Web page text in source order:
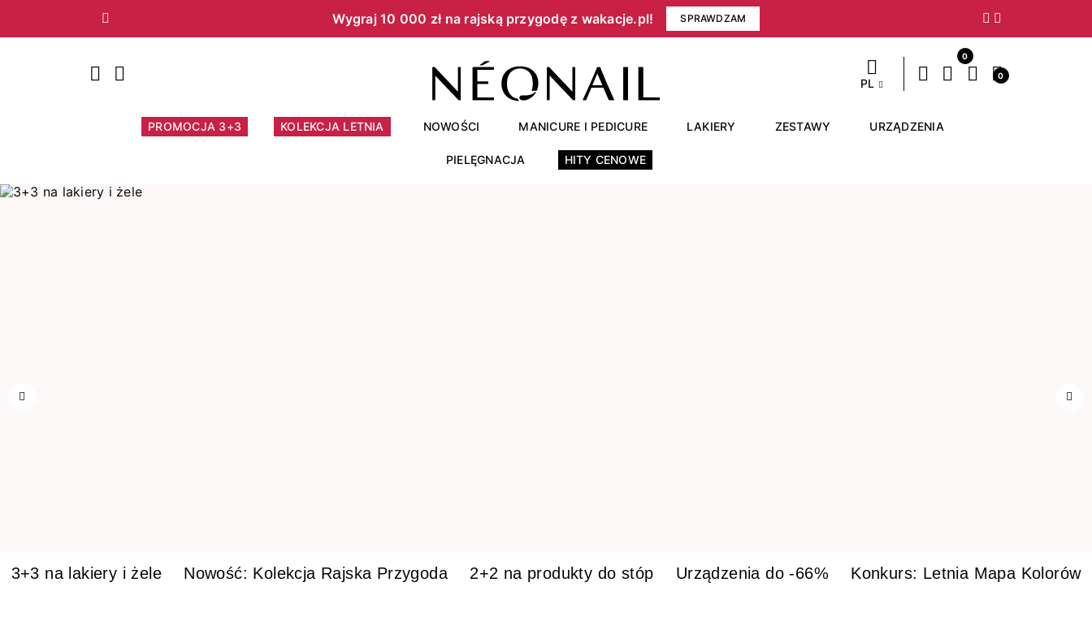
Wygraj 10 000 zł na rajską przygodę z wakacje.pl!​ SPRAWDZAM
Poprzedni Następny
PL
0
0
PROMOCJA 3+3 KOLEKCJA LETNIA NOWOŚCI MANICURE I PEDICURE LAKIERY ZESTAWY URZĄDZENIA
PIELĘGNACJA HITY CENOWE
3+3 na lakiery i żele Nowość: Kolekcja Rajska Przygoda 2+2 na produkty do stóp Urządzenia do -66% Konkurs: Letnia Mapa Kolorów